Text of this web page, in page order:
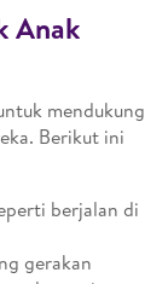
Anak
mendukung
Berikut ini
berjalan di
gerakan